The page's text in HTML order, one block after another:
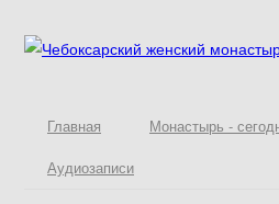
Главная Монастырь -
Аудиозаписи